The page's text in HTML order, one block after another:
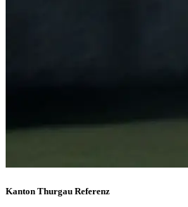
Kanton Thurgau Referenz